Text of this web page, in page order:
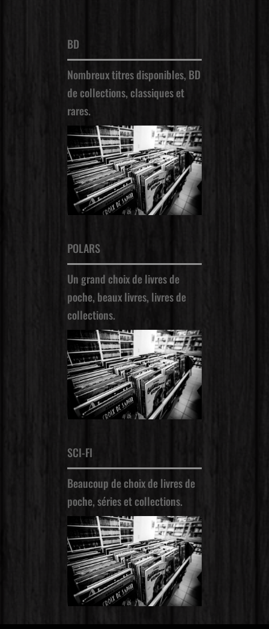
BD
Nombreux titres disponibles, BD
de collections, classiques et
rares.
POLARS
Un grand choix de livres de
poche, beaux livres, livres de
collections.
SCI-FI
Beaucoup de choix de livres de
poche, séries et collections.